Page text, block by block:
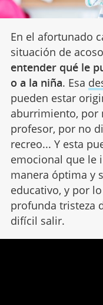
En el afortunado
situación de
entender qué le
o a la niña. Esa
pueden estar
aburrimiento, por
profesor, por no
recreo... Y esta
emocional que le
manera óptima y
educativo, y por
profunda tristeza
difícil salir.